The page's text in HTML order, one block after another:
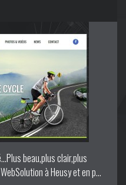
beau,plus clair,plus
à Heusy et en p...